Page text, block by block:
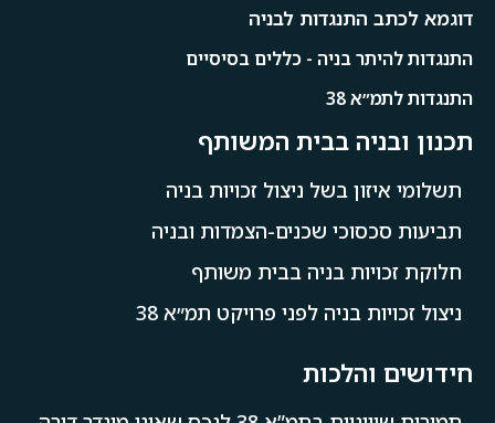
דוגמא לכתב התנגדות לבניה
התנגדות להיתר בניה - כללים בסיסיים
התנגדות לתמ״א 38
תכנון ובניה בבית המשותף
תשלומי איזון בשל ניצול זכויות בניה
תביעות סכסוכי שכנים-הצמדות ובניה
חלוקת זכויות בניה בבית משותף
ניצול זכויות בניה לפני פרויקט תמ״א 38
חידושים והלכות